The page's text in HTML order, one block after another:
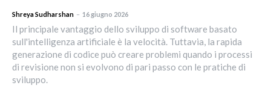
Shreya Sudharshan – 16 giugno 2026
Il principale vantaggio dello sviluppo di software basato
sull'intelligenza artificiale è la velocità. Tuttavia, la rapida
generazione di codice può creare problemi quando i processi
di revisione non si evolvono di pari passo con le pratiche di
sviluppo.